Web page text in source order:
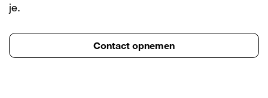
je.
Contact opnemen